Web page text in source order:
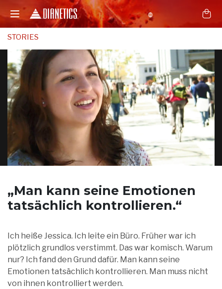
STORIES
„Man kann seine Emotionen
tatsächlich kontrollieren.“
Ich heiße Jessica. Ich leite ein Büro. Früher war ich
plötzlich grundlos verstimmt. Das war komisch. Warum
nur? Ich fand den Grund dafür. Man kann seine
Emotionen tatsächlich kontrollieren. Man muss nicht
von ihnen kontrolliert werden.